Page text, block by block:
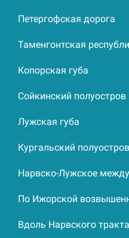
Петергофская дорога
Таменгонтская
Копорская губа
Сойкинский полуостров
Лужская губа
Кургальский
Нарвско-Лужское
По Ижорской
Вдоль Нарвского тракта